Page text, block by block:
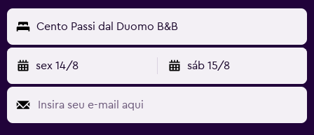
Cento Passi dal Duomo B&B
sex 14/8 sáb 15/8